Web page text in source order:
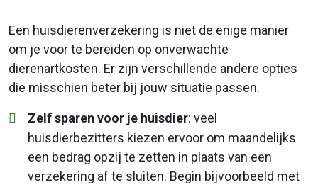
Een huisdierenverzekering is niet de enige manier
om je voor te bereiden op onverwachte
dierenartkosten. Er zijn verschillende andere opties
die misschien beter bij jouw situatie passen.
Zelf sparen voor je huisdier: veel
huisdierbezitters kiezen ervoor om maandelijks
een bedrag opzij te zetten in plaats van een
verzekering af te sluiten. Begin bijvoorbeeld met